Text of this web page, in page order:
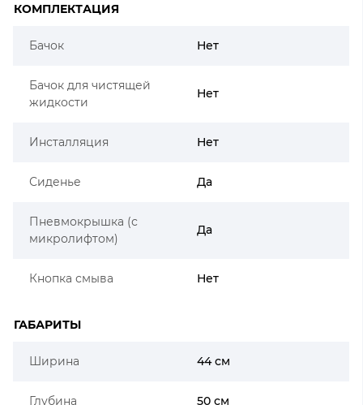
КОМПЛЕКТАЦИЯ
Бачок Нет
Бачок для чистящей
жидкости
Нет
Инсталляция Нет
Сиденье Да
Пневмокрышка (с
микролифтом)
Да
Кнопка смыва Нет
ГАБАРИТЫ
Ширина 44 см
Глубина 50 см